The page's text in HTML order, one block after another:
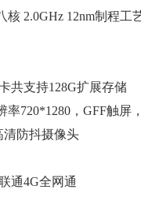
2.0GHz 12nm制程工
支持128G扩展存储
720*1280，GFF触屏
防抖摄像头
4G全网通